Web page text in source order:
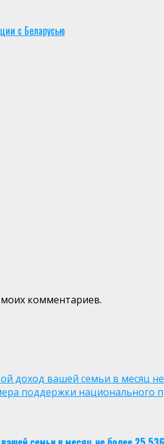
с Беларусью
комментариев.
доход вашей семьи в месяц
поддержки национального